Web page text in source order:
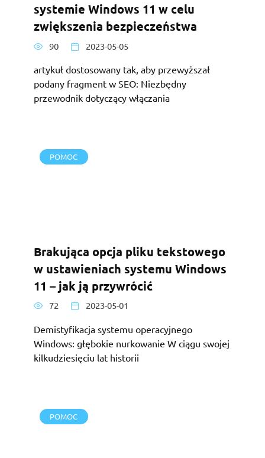
systemie Windows 11 w celu
zwiększenia bezpieczeństwa
90 2023-05-05
artykuł dostosowany tak, aby przewyższał
podany fragment w SEO: Niezbędny
przewodnik dotyczący włączania
POMOC
Brakująca opcja pliku tekstowego
w ustawieniach systemu Windows
11 – jak ją przywrócić
72 2023-05-01
Demistyfikacja systemu operacyjnego
Windows: głębokie nurkowanie W ciągu swojej
kilkudziesięciu lat historii
POMOC